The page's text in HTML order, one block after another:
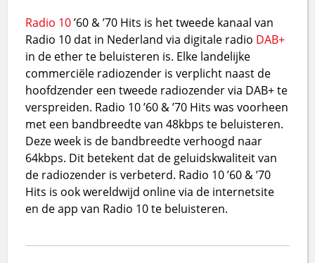
Radio 10’60 & ’70 Hits is het tweede kanaal van
Radio 10 dat in Nederland via digitale radio DAB+
in de ether te beluisteren is. Elke landelijke
commerciële radiozender is verplicht naast de
hoofdzender een tweede radiozender via DAB+ te
verspreiden. Radio 10 ’60 & ’70 Hits was voorheen
met een bandbreedte van 48kbps te beluisteren.
Deze week is de bandbreedte verhoogd naar
64kbps. Dit betekent dat de geluidskwaliteit van
de radiozender is verbeterd. Radio 10 ’60 & ’70
Hits is ook wereldwijd online via de internetsite
en de app van Radio 10 te beluisteren.